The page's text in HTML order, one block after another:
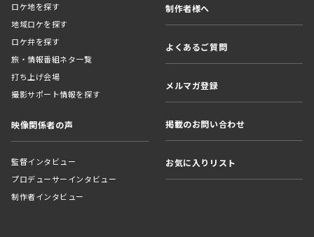
ロケ地を探す
地域ロケを探す
ロケ弁を探す
旅・情報番組ネタ一覧
打ち上げ会場
撮影サポート情報を探す
映像関係者の声
監督インタビュー
プロデューサーインタビュー
制作者インタビュー
制作者様へ
よくあるご質問
メルマガ登録
掲載のお問い合わせ
お気に入りリスト